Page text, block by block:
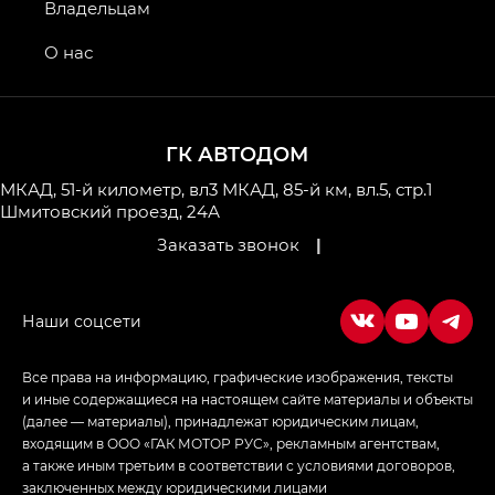
GS4 — Джи Эс 4 (GS4) в комплектациях Джи Би
привод — GB AWD, Джи Эль Полный привод —
Джи Икс ПРЕМИУМ — GX PREMIUM, ЛАУНЖ —
LOUNGE
Empow — Эмпау (Empow) в комплектации
Джи Эс — GS, Джи Эль с элементы экстерьера
ГК АВТОДОМ
МКАД, 51-й километр, вл3 МКАД, 85-й км, вл.5, стр.1
Шмитовский проезд, 24А
Заказать звонок
|
Владельцам
О нас
Все права на информацию, графические изображения, тексты
и иные содержащиеся на настоящем сайте материалы и объекты
(далее — материалы), принадлежат юридическим лицам,
входящим в ООО «ГАК МОТОР РУС», рекламным агентствам,
а также иным третьим в соответствии с условиями договоров,
заключенных между юридическими лицами